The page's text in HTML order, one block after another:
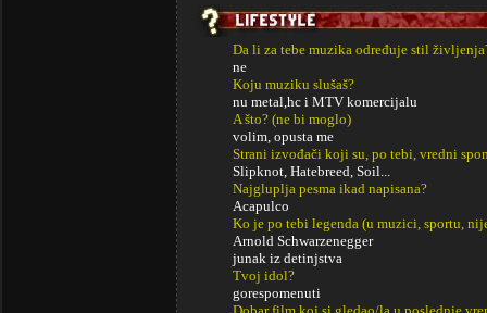
Da li za tebe muzika određuje stil
ne
Koju muziku slušaš?
nu metal,hc i MTV komercijalu
A što? (ne bi moglo)
volim, opusta me
Strani izvođači koji su, po tebi, vredni
Slipknot, Hatebreed, Soil...
Najgluplja pesma ikad napisana?
Acapulco
Ko je po tebi legenda (u muzici, sportu,
Arnold Schwarzenegger
junak iz detinjstva
Tvoj idol?
gorespomenuti